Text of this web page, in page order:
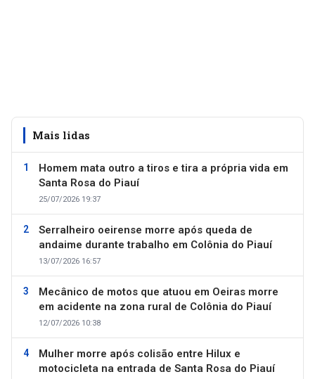
Mais lidas
Homem mata outro a tiros e tira a própria vida em
Santa Rosa do Piauí
25/07/2026 19:37
Serralheiro oeirense morre após queda de
andaime durante trabalho em Colônia do Piauí
13/07/2026 16:57
Mecânico de motos que atuou em Oeiras morre
em acidente na zona rural de Colônia do Piauí
12/07/2026 10:38
Mulher morre após colisão entre Hilux e
motocicleta na entrada de Santa Rosa do Piauí